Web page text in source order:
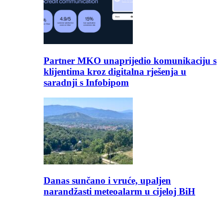
Partner MKO unaprijedio komunikaciju s
klijentima kroz digitalna rješenja u
saradnji s Infobipom
Danas sunčano i vruće, upaljen
narandžasti meteoalarm u cijeloj BiH